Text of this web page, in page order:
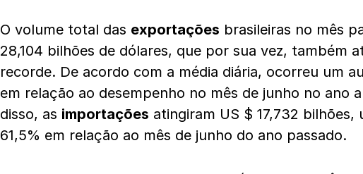
O volume total das exportações brasileiras no mês
28,104 bilhões de dólares, que por sua vez, também
recorde. De acordo com a média diária, ocorreu um
em relação ao desempenho no mês de junho no ano
disso, as importações atingiram US $ 17,732 bilhões,
61,5% em relação ao mês de junho do ano passado.